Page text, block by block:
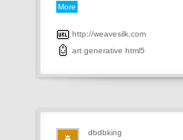
More
http://weavesilk.com
art generative html5
dbdbking